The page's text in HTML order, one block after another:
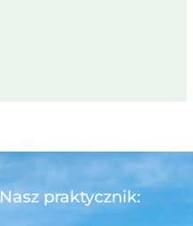
Nasz praktycznik: